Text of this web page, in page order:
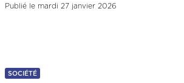
Publié le mardi 27 janvier 2026
SOCIÉTÉ